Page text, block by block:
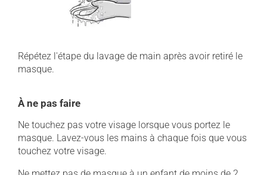
Répétez l'étape du lavage de main après avoir retiré le
masque.
À ne pas faire
Ne touchez pas votre visage lorsque vous portez le
masque. Lavez-vous les mains à chaque fois que vous
touchez votre visage.